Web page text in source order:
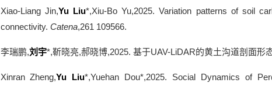
Xiao-Liang Jin,Yu Liu*,Xiu-Bo Yu,2025. Variation patterns of soil
connectivity. Catena,261 109566.
李瑞鹏,刘宇*,靳晓亮,郝晓博,2025. 基于UAV-LiDAR的黄土沟道剖面形
Xinran Zheng,Yu Liu*,Yuehan Dou*,2025. Social Dynamics of